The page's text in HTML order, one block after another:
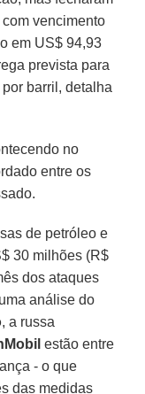
com vencimento
em US$ 94,93
prevista para
barril, detalha
no
entre os
de petróleo e
30 milhões (R$
dos ataques
análise do
, a russa
estão entre
- o que
das medidas